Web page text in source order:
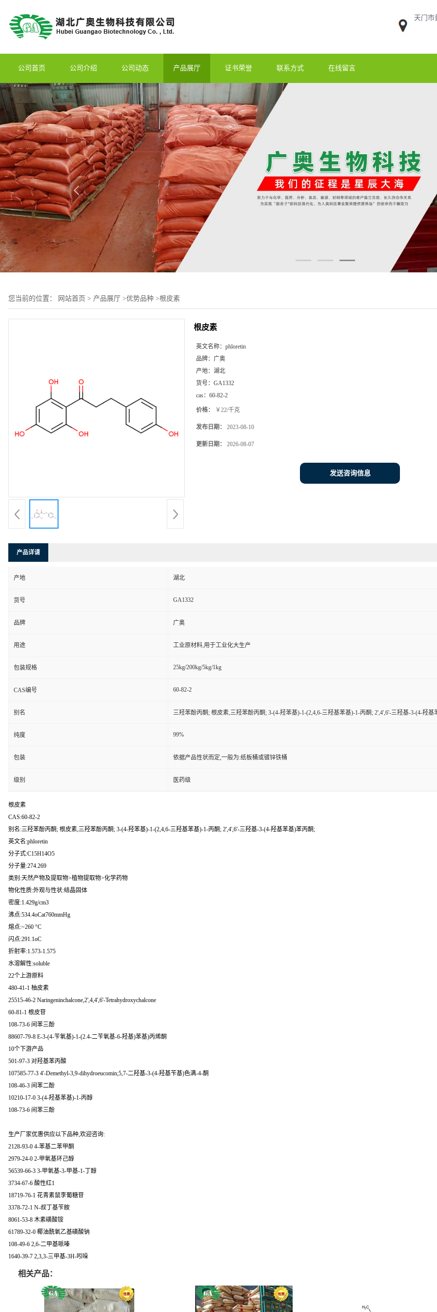
天门市
公司首页 公司介绍 公司动态 产品展厅 证书荣誉 联系方式 在线留言
您当前的位置： 网站首页 > 产品展厅 >优势品种 >根皮素
根皮素
英文名称： phloretin
品牌： 广奥
产地： 湖北
货号： GA1332
cas： 60-82-2
价格： ￥22/千克
发布日期： 2023-08-10
更新日期： 2026-08-07
发送咨询信息
产品详请
产地 湖北
货号 GA1332
品牌 广奥
用途 工业原材料,用于工业化大生产
包装规格 25kg/200kg/5kg/1kg
CAS编号 60-82-2
别名 三羟苯酚丙酮; 根皮素,三羟苯酚丙酮; 3-(4-羟苯基)-1-(2,4,6-三羟基苯基)-1-丙酮; 2',4',6'-三羟基-3-(4-羟基
纯度 99%
包装 依据产品性状而定,一般为:纸板桶或镀锌铁桶
级别 医药级
根皮素
CAS:60-82-2
别名:三羟苯酚丙酮; 根皮素,三羟苯酚丙酮; 3-(4-羟苯基)-1-(2,4,6-三羟基苯基)-1-丙酮; 2',4',6'-三羟基-3-(4-羟基苯基)苯丙酮;
英文名:phloretin
分子式:C15H14O5
分子量:274.269
类别:天然产物及提取物>植物提取物>化学药物
物化性质:外观与性状:结晶固体
密度:1.429g/cm3
沸点:534.4oCat760mmHg
熔点:~260 °C
闪点:291.1oC
折射率:1.573-1.575
水溶解性:soluble
22个上游原料
480-41-1 柚皮素
25515-46-2 Naringeninchalcone,2',4,4',6'-Tetrahydroxychalcone
60-81-1 根皮苷
108-73-6 间苯三酚
88607-79-8 E-3-(4-苄氧基)-1-(2.4-二苄氧基-6-羟基)苯基)丙烯酮
10个下游产品
501-97-3 对羟基苯丙酸
107585-77-3 4'-Demethyl-3,9-dihydroeucomin;5,7-二羟基-3-(4-羟基苄基)色满-4-酮
108-46-3 间苯二酚
10210-17-0 3-(4-羟基苯基)-1-丙醇
108-73-6 间苯三酚
生产厂家优惠供应以下品种,欢迎咨询:
2128-93-0 4-苯基二苯甲酮
2979-24-0 2-甲氧基环己醇
56539-66-3 3-甲氧基-3-甲基-1-丁醇
3734-67-6 酸性红1
18719-76-1 花青素鼠李葡糖苷
3378-72-1 N-叔丁基苄胺
8061-53-8 木素磺酸铵
61789-32-0 椰油酰氧乙基磺酸钠
108-49-6 2,6-二甲基哌嗪
1640-39-7 2,3,3-三甲基-3H-吲哚
相关产品：